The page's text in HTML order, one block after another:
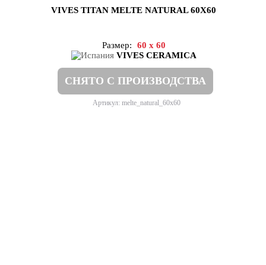
VIVES TITAN MELTE NATURAL 60X60
Размер:
60 x 60
VIVES CERAMICA
СНЯТО С ПРОИЗВОДСТВА
Артикул: melte_natural_60x60